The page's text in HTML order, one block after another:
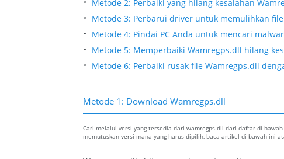
Metode 2: Perbaiki yang hilang kesalahan
Metode 3: Perbarui driver untuk memulihkan
Metode 4: Pindai PC Anda untuk mencari
Metode 5: Memperbaiki Wamregps.dll hilang
Metode 6: Perbaiki rusak file Wamregps.dll
Metode 1: Download Wamregps.dll
Cari melalui versi yang tersedia dari wamregps.dll dari daftar di
memutuskan versi mana yang harus dipilih, baca artikel di bawah ini